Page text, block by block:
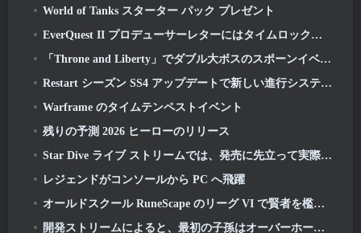
World of Tanks スターター パック プレゼント
EverQuest II プロデューサーレターにはタイムロック拡張サーバーの詳細が記載されています
「Throne and Liberty」でダブル大ボスのスポーンイベントが開始
Restart シーズン SS4 アップデートで新しい進行システムが導入
Warframe のタイムテンペストイベント
残りの予測 2026 ヒーローのリリース
Star Dive ライブ ストリームでは、発売に先立って実際のゲームの様子をご覧いただけます
レジェンドがコンソールから PC へ飛躍
オールドスクール RuneScape のリーグ VI で賢者を檻から救い出す準備をしましょう: 悪魔の契約
開発ストリームによると、最初の子孫はオーバーホールを受けています